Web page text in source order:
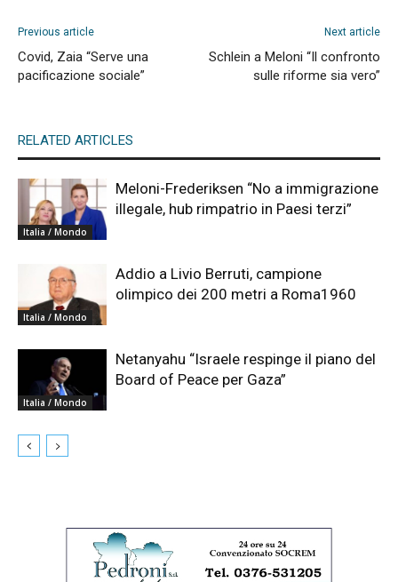
Previous article
Covid, Zaia “Serve una
pacificazione sociale”
Next article
Schlein a Meloni “Il confronto
sulle riforme sia vero”
RELATED ARTICLES
Italia / Mondo
Meloni-Frederiksen “No a immigrazione
illegale, hub rimpatrio in Paesi terzi”
Italia / Mondo
Addio a Livio Berruti, campione
olimpico dei 200 metri a Roma1960
Italia / Mondo
Netanyahu “Israele respinge il piano del
Board of Peace per Gaza”